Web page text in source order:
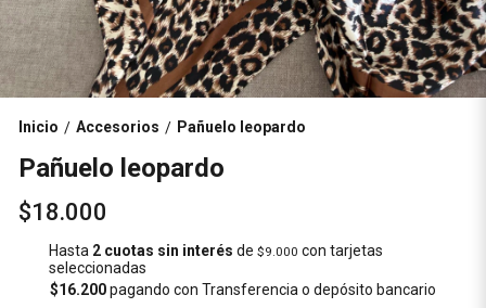
Inicio / Accesorios / Pañuelo leopardo
Pañuelo leopardo
$18.000
Hasta 2 cuotas sin interés de $9.000 con tarjetas
seleccionadas
$16.200pagando con Transferencia o depósito bancario